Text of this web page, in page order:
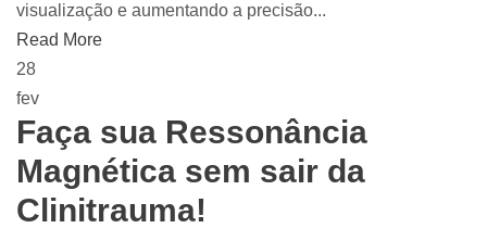
visualização e aumentando a precisão...
Read More
28
fev
Faça sua Ressonância
Magnética sem sair da
Clinitrauma!